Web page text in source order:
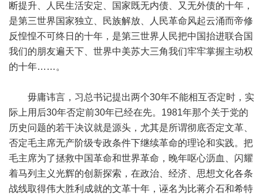
断提升、人民生活安定、国家既无内债、又无外债的十年，
是第三世界国家独立、民族解放、人民革命风起云涌而帝修
反惶惶不可终日的十年，是第三世界人民把中国抬进联合国
我们的朋友遍天下、世界中美苏大三角我们牢牢掌握主动权
的十年……。
毋庸讳言，习总书记提出两个30年不能相互否定时，实
际上用后30年否定前30年已经在先。1981年那个关于党的
历史问题的若干决议就是源头，尤其是所谓彻底否定文革、
否定毛主席无产阶级专政条件下继续革命的理论和实践。把
毛主席为了拯救中国革命和世界革命，晚年呕心沥血、闪耀
着马列主义光辉的创新探索，在政治、经济、思想文化各条
战线取得伟大胜利成就的文革十年，诬名为比蒋介石和希特